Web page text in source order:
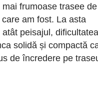
frumoase trasee de
care am fost. La asta
peisajul,
solidă și compactă
de încredere pe